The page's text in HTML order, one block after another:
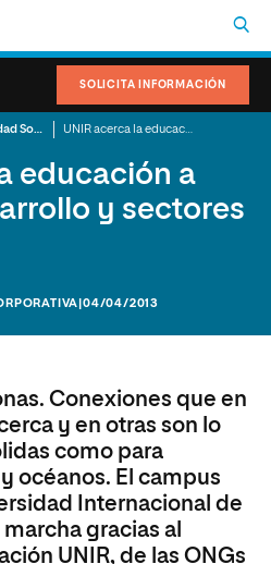
SOLICITA INFORMACIÓN
Responsabilidad Social Corporativa
educación a
y sectores
|04/04/2013
Conexiones que en
y en otras son lo
como para
océanos. El campus
Internacional de
gracias al
UNIR, de las ONGs